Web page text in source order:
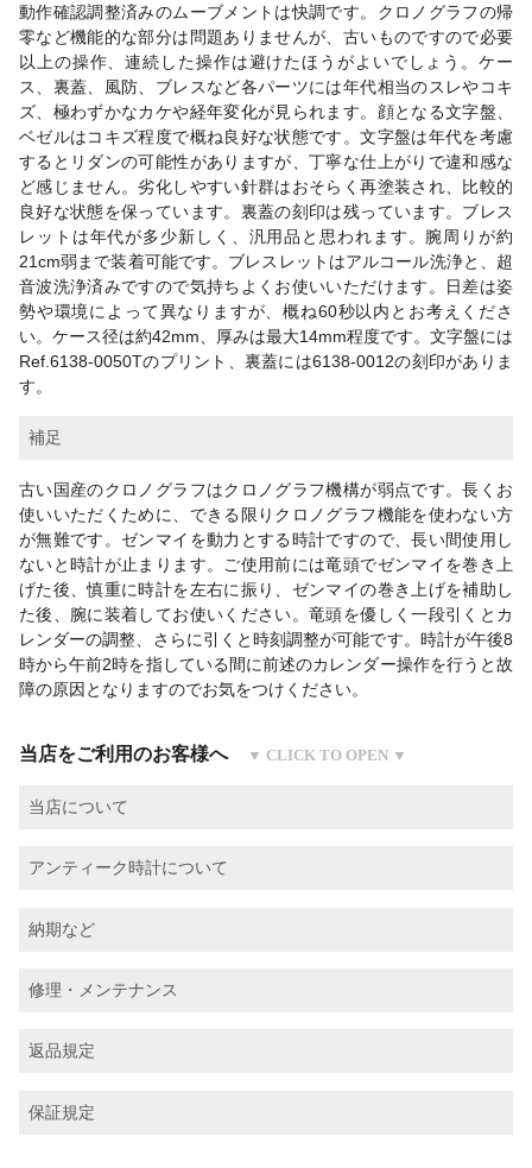
動作確認調整済みのムーブメントは快調です。クロノグラフの帰
零など機能的な部分は問題ありませんが、古いものですので必要
以上の操作、連続した操作は避けたほうがよいでしょう。ケー
ス、裏蓋、風防、ブレスなど各パーツには年代相当のスレやコキ
ズ、極わずかなカケや経年変化が見られます。顔となる文字盤、
ベゼルはコキズ程度で概ね良好な状態です。文字盤は年代を考慮
するとリダンの可能性がありますが、丁寧な仕上がりで違和感な
ど感じません。劣化しやすい針群はおそらく再塗装され、比較的
良好な状態を保っています。裏蓋の刻印は残っています。ブレス
レットは年代が多少新しく、汎用品と思われます。腕周りが約
21cm弱まで装着可能です。ブレスレットはアルコール洗浄と、超
音波洗浄済みですので気持ちよくお使いいただけます。日差は姿
勢や環境によって異なりますが、概ね60秒以内とお考えくださ
い。ケース径は約42mm、厚みは最大14mm程度です。文字盤には
Ref.6138-0050Tのプリント、裏蓋には6138-0012の刻印がありま
す。
補足
古い国産のクロノグラフはクロノグラフ機構が弱点です。長くお
使いいただくために、できる限りクロノグラフ機能を使わない方
が無難です。ゼンマイを動力とする時計ですので、長い間使用し
ないと時計が止まります。ご使用前には竜頭でゼンマイを巻き上
げた後、慎重に時計を左右に振り、ゼンマイの巻き上げを補助し
た後、腕に装着してお使いください。竜頭を優しく一段引くとカ
レンダーの調整、さらに引くと時刻調整が可能です。時計が午後8
時から午前2時を指している間に前述のカレンダー操作を行うと故
障の原因となりますのでお気をつけください。
当店をご利用のお客様へ
当店について
アンティーク時計について
納期など
修理・メンテナンス
返品規定
保証規定